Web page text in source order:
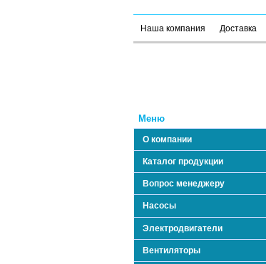
Наша компания Доставка
Меню
О компании
Каталог продукции
Вопрос менеджеру
Насосы
Электродвигатели
Вентиляторы